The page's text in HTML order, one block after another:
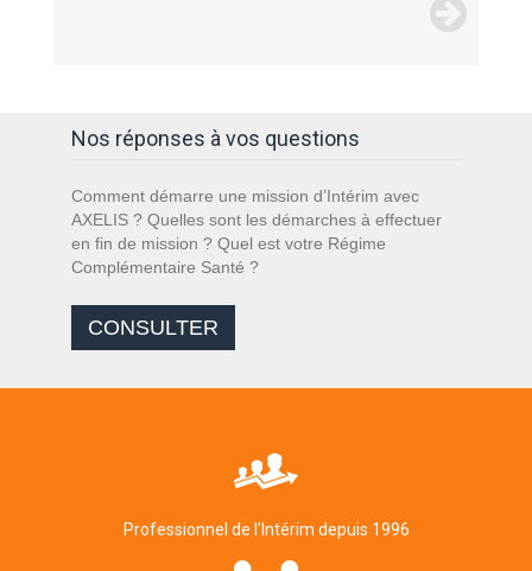
Nos réponses à vos questions
Comment démarre une mission d’Intérim avec
AXELIS ? Quelles sont les démarches à effectuer
en fin de mission ? Quel est votre Régime
Complémentaire Santé ?
CONSULTER
Professionnel de l'Intérim depuis 1996